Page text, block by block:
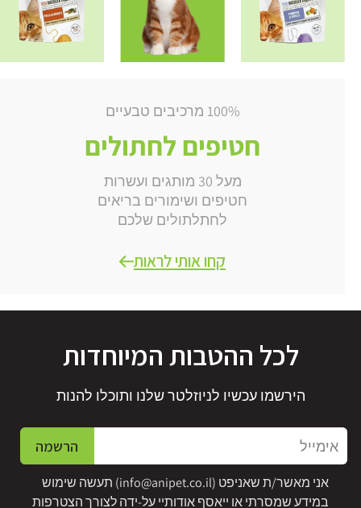
100% מרכיבים טבעיים
חטיפים לחתולים
מעל 30 מותגים ועשרות
חטיפים ושימורים בריאים
לחתלתולים שלכם
קחו אותי לראות
לכל ההטבות המיוחדות
הירשמו עכשיו לניוזלטר שלנו ותוכלו להנות
אימייל הרשמה
אני מאשר/ת שאניפט (info@anipet.co.il) תעשה שימוש
במידע שמסרתי או ייאסף אודותיי על-ידה לצורך הצטרפות